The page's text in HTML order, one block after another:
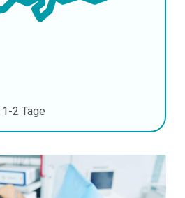
1-2 Tage